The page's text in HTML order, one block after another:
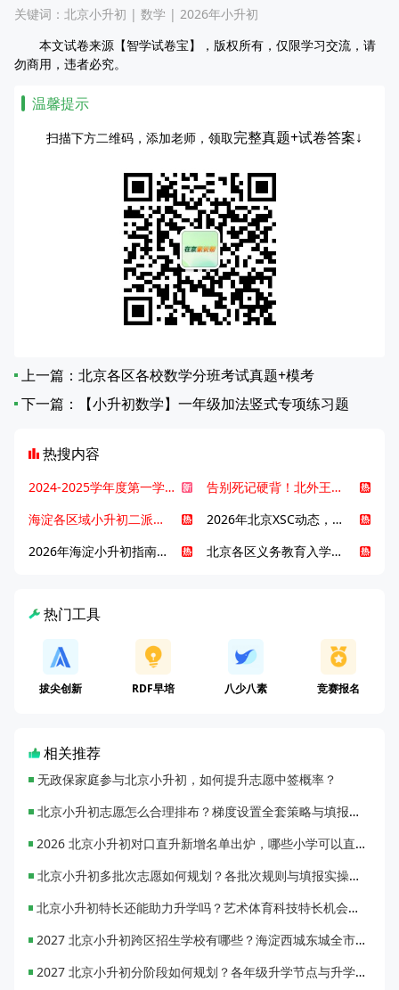
关键词： 北京小升初 | 数学 | 2026年小升初
本文试卷来源【智学试卷宝】，版权所有，仅限学习交流，请
勿商用，违者必究。
温馨提示
扫描下方二维码，添加老师，领取完整真题+试卷答案↓
上一篇： 北京各区各校数学分班考试真题+模考
下一篇：
【小升初数学】一年级加法竖式专项练习题
热搜内容
2024-2025学年度第一学期北京各区期末考试真题试卷汇总
告别死记硬背！北外王牌精读词汇课，帮孩子突破英语词汇难关
海淀各区域小升初二派全攻略合集！区域一至五志愿填报、升学策略详解
2026年北京XSC动态，持续更新中ing...
2026年海淀小升初指南，一文了解招生政策要点
北京各区义务教育入学咨询电话汇总，25年小升初家长提前收藏
热门工具
拔尖创新 RDF早培 八少八素 竞赛报名
相关推荐
无政保家庭参与北京小升初，如何提升志愿中签概率？
北京小升初志愿怎么合理排布？梯度设置全套策略与填报避坑指南
2026 北京小升初对口直升新增名单出炉，哪些小学可以直升优质初中？
北京小升初多批次志愿如何规划？各批次规则与填报实操指南
北京小升初特长还能助力升学吗？艺术体育科技特长机会与误区全面解析
2027 北京小升初跨区招生学校有哪些？海淀西城东城全市招生校完整汇总
2027 北京小升初分阶段如何规划？各年级升学节点与升学通道全梳理